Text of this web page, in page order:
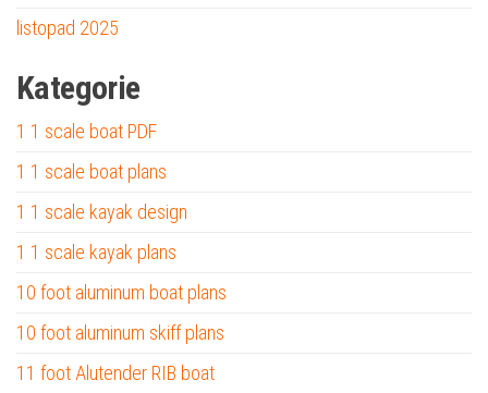
listopad 2025
Kategorie
1 1 scale boat PDF
1 1 scale boat plans
1 1 scale kayak design
1 1 scale kayak plans
10 foot aluminum boat plans
10 foot aluminum skiff plans
11 foot Alutender RIB boat